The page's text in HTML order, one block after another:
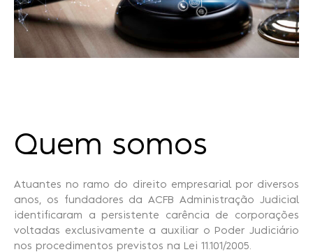
Quem somos
Atuantes no ramo do direito empresarial por diversos
anos, os fundadores da ACFB Administração Judicial
identificaram a persistente carência de corporações
voltadas exclusivamente a auxiliar o Poder Judiciário
nos procedimentos previstos na Lei 11.101/2005.